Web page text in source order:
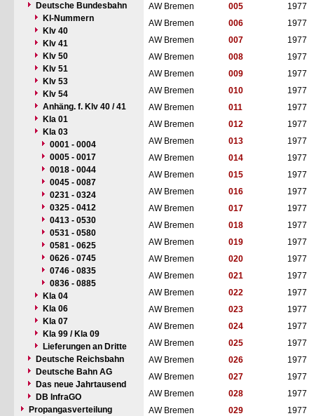
Deutsche Bundesbahn
Kl-Nummern
Klv 40
Klv 41
Klv 50
Klv 51
Klv 53
Klv 54
Anhäng. f. Klv 40 / 41
Kla 01
Kla 03
0001 - 0004
0005 - 0017
0018 - 0044
0045 - 0087
0231 - 0324
0325 - 0412
0413 - 0530
0531 - 0580
0581 - 0625
0626 - 0745
0746 - 0835
0836 - 0885
Kla 04
Kla 06
Kla 07
Kla 99 / Kla 09
Lieferungen an Dritte
Deutsche Reichsbahn
Deutsche Bahn AG
Das neue Jahrtausend
DB InfraGO
Propangasverteilung
AW Bremen
005
1977
AW Bremen
006
1977
AW Bremen
007
1977
AW Bremen
008
1977
AW Bremen
009
1977
AW Bremen
010
1977
AW Bremen
011
1977
AW Bremen
012
1977
AW Bremen
013
1977
AW Bremen
014
1977
AW Bremen
015
1977
AW Bremen
016
1977
AW Bremen
017
1977
AW Bremen
018
1977
AW Bremen
019
1977
AW Bremen
020
1977
AW Bremen
021
1977
AW Bremen
022
1977
AW Bremen
023
1977
AW Bremen
024
1977
AW Bremen
025
1977
AW Bremen
026
1977
AW Bremen
027
1977
AW Bremen
028
1977
AW Bremen
029
1977